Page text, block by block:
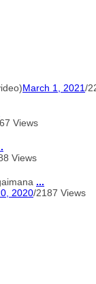
March 1, 2021/
Views
Views
...
2020/2187 Views